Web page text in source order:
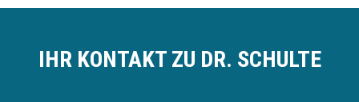
IHR KONTAKT ZU DR. SCHULTE